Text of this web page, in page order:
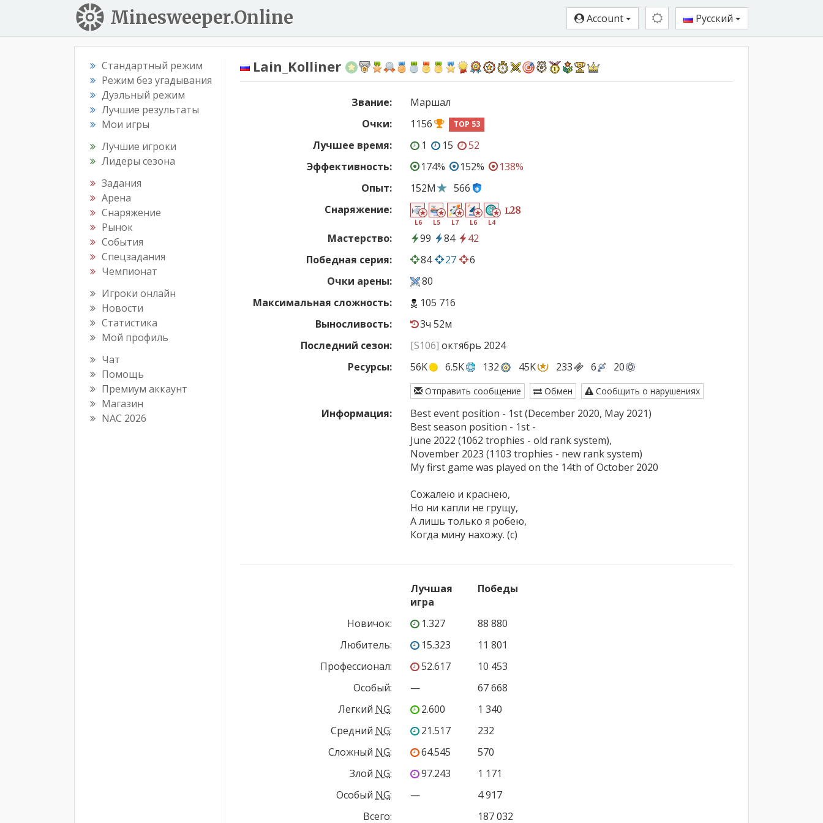
Minesweeper.Online Account Русский
Стандартный режим
Режим без угадывания
Дуэльный режим
Лучшие результаты
Мои игры
Лучшие игроки
Лидеры сезона
Задания
Арена
Снаряжение
Рынок
События
Спецзадания
Чемпионат
Игроки онлайн
Новости
Статистика
Мой профиль
Чат
Помощь
Премиум аккаунт
Магазин
NAC 2026
Lain_Kolliner
Звание:
Маршал
Очки:
1156 TOP 53
Лучшее время: 1 15
52
Эффективность:
174% 152%
138%
Опыт:
152M
566
Снаряжение:
L6 L5 L7 L6 L4
L28
Мастерство: 99 84
42
Победная серия:
84 27
6
Очки арены:
80
Максимальная сложность:
105 716
Выносливость:
3ч 52м
Последний сезон:
[S106] октябрь 2024
Ресурсы:
56K 6.5K 132 45K 233 6 20
Отправить сообщение Обмен Сообщить о нарушениях
Информация:
Best event position - 1st (December 2020, May 2021)
Best season position - 1st -
June 2022 (1062 trophies - old rank system),
November 2023 (1103 trophies - new rank system)
My first game was played on the 14th of October 2020
Сожалею и краснею,
Но ни капли не грущу,
А лишь только я робею,
Когда мину нахожу. (с)
Лучшая
игра
Победы
Новичок: 1.327
88 880
Любитель: 15.323
11 801
Профессионал: 52.617
10 453
Особый: —
67 668
Легкий NG: 2.600
1 340
Средний NG: 21.517
232
Сложный NG: 64.545
570
Злой NG: 97.243
1 171
Особый NG: —
4 917
Всего:
187 032